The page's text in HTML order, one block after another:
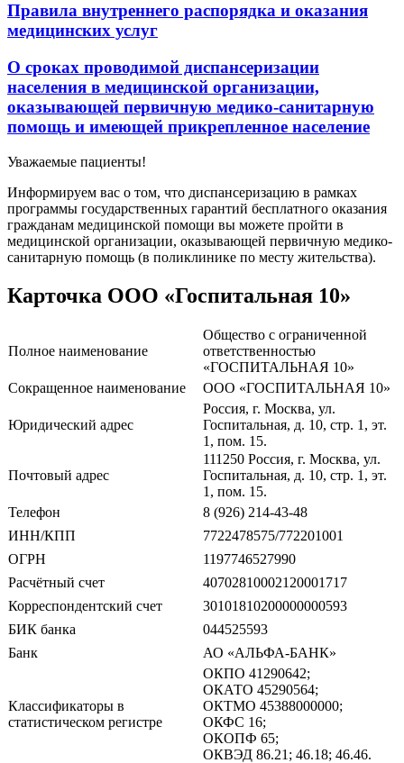
Правила внутреннего распорядка и оказания
медицинских услуг
О сроках проводимой диспансеризации
населения в медицинской организации,
оказывающей первичную медико-санитарную
помощь и имеющей прикрепленное население
Уважаемые пациенты!
Информируем вас о том, что диспансеризацию в рамках
программы государственных гарантий бесплатного оказания
гражданам медицинской помощи вы можете пройти в
медицинской организации, оказывающей первичную медико-
санитарную помощь (в поликлинике по месту жительства).
Карточка ООО «Госпитальная 10»
Полное наименование
Общество с ограниченной
ответственностью
«ГОСПИТАЛЬНАЯ 10»
Сокращенное наименование
ООО «ГОСПИТАЛЬНАЯ 10»
Юридический адрес
Россия, г. Москва, ул.
Госпитальная, д. 10, стр. 1, эт.
1, пом. 15.
Почтовый адрес
111250 Россия, г. Москва, ул.
Госпитальная, д. 10, стр. 1, эт.
1, пом. 15.
Телефон
8 (926) 214-43-48
ИНН/КПП
7722478575/772201001
ОГРН
1197746527990
Расчётный счет
40702810002120001717
Корреспондентский счет
30101810200000000593
БИК банка
044525593
Банк
АО «АЛЬФА-БАНК»
Классификаторы в
статистическом регистре
ОКПО 41290642;
ОКАТО 45290564;
ОКТМО 45388000000;
ОКФС 16;
ОКОПФ 65;
ОКВЭД 86.21; 46.18; 46.46.